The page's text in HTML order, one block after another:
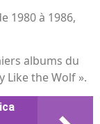
1980 à 1986,
albums du
Like the Wolf ».